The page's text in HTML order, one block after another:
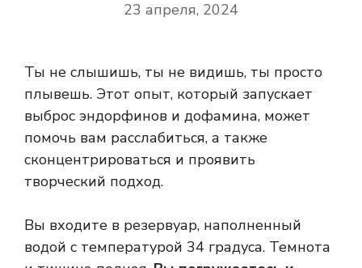
23 апреля, 2024
Ты не слышишь, ты не видишь, ты просто
плывешь. Этот опыт, который запускает
выброс эндорфинов и дофамина, может
помочь вам расслабиться, а также
сконцентрироваться и проявить
творческий подход.
Вы входите в резервуар, наполненный
водой с температурой 34 градуса. Темнота